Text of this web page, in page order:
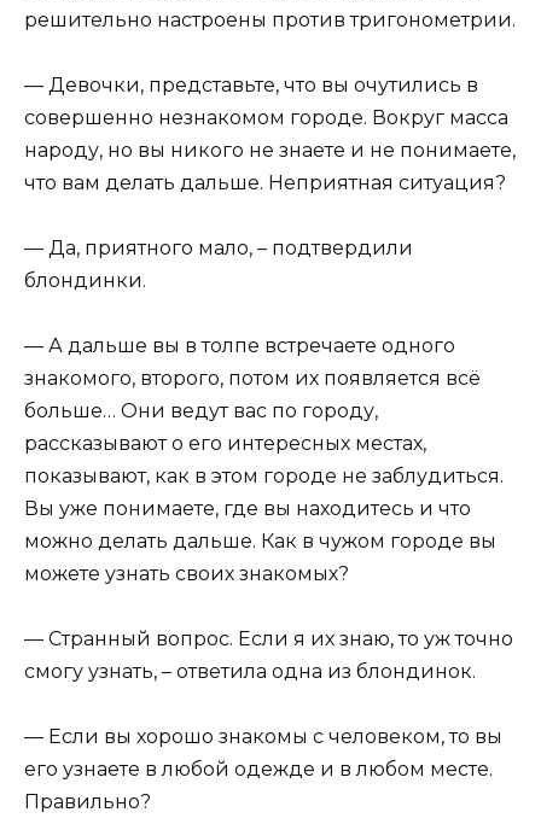
решительно настроены против тригонометрии.
— Девочки, представьте, что вы очутились в
совершенно незнакомом городе. Вокруг масса
народу, но вы никого не знаете и не понимаете,
что вам делать дальше. Неприятная ситуация?
— Да, приятного мало, – подтвердили
блондинки.
— А дальше вы в толпе встречаете одного
знакомого, второго, потом их появляется всё
больше… Они ведут вас по городу,
рассказывают о его интересных местах,
показывают, как в этом городе не заблудиться.
Вы уже понимаете, где вы находитесь и что
можно делать дальше. Как в чужом городе вы
можете узнать своих знакомых?
— Странный вопрос. Если я их знаю, то уж точно
смогу узнать, – ответила одна из блондинок.
— Если вы хорошо знакомы с человеком, то вы
его узнаете в любой одежде и в любом месте.
Правильно?